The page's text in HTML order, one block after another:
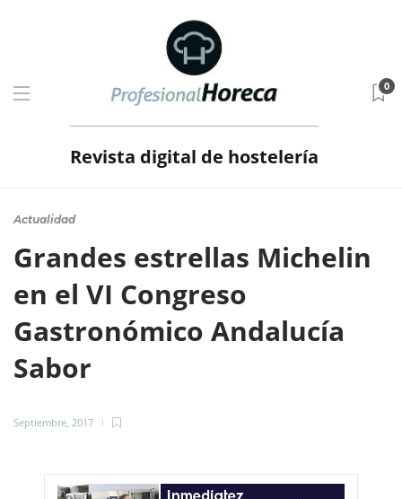
Revista digital de hostelería
0
Actualidad
Grandes estrellas Michelin
en el VI Congreso
Gastronómico Andalucía
Sabor
Septiembre, 2017